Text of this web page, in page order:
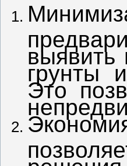
выявить
грунты
Это